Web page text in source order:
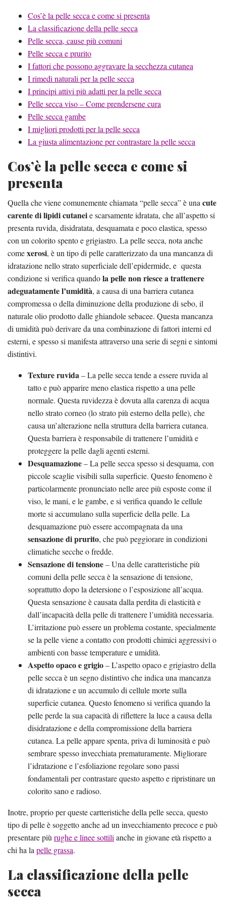
Cos’è la pelle secca e come si presenta
La classificazione della pelle secca
Pelle secca, cause più comuni
Pelle secca e prurito
I fattori che possono aggravare la secchezza cutanea
I rimedi naturali per la pelle secca
I principi attivi più adatti per la pelle secca
Pelle secca viso – Come prendersene cura
Pelle secca gambe
I migliori prodotti per la pelle secca
La giusta alimentazione per contrastare la pelle secca
Cos’è la pelle secca e come si
presenta
Quella che viene comunemente chiamata “pelle secca” è una cute
carente di lipidi cutaneie scarsamente idratata, che all’aspetto si
presenta ruvida, disidratata, desquamata e poco elastica, spesso
con un colorito spento e grigiastro. La pelle secca, nota anche
comexerosi, è un tipo di pelle caratterizzato da una mancanza di
idratazione nello strato superficiale dell’epidermide, e questa
condizione si verifica quandola pelle non riesce a trattenere
adeguatamente l’umidità, a causa di una barriera cutanea
compromessa o della diminuzione della produzione di sebo, il
naturale olio prodotto dalle ghiandole sebacee. Questa mancanza
di umidità può derivare da una combinazione di fattori interni ed
esterni, e spesso si manifesta attraverso una serie di segni e sintomi
distintivi.
Texture ruvida– La pelle secca tende a essere ruvida al
tatto e può apparire meno elastica rispetto a una pelle
normale. Questa ruvidezza è dovuta alla carenza di acqua
nello strato corneo (lo strato più esterno della pelle), che
causa un’alterazione nella struttura della barriera cutanea.
Questa barriera è responsabile di trattenere l’umidità e
proteggere la pelle dagli agenti esterni​.
Desquamazione– La pelle secca spesso si desquama, con
piccole scaglie visibili sulla superficie. Questo fenomeno è
particolarmente pronunciato nelle aree più esposte come il
viso, le mani, e le gambe, e si verifica quando le cellule
morte si accumulano sulla superficie della pelle. La
desquamazione può essere accompagnata da una
sensazione di prurito, che può peggiorare in condizioni
climatiche secche o fredde​.
Sensazione di tensione– Una delle caratteristiche più
comuni della pelle secca è la sensazione di tensione,
soprattutto dopo la detersione o l’esposizione all’acqua.
Questa sensazione è causata dalla perdita di elasticità e
dall’incapacità della pelle di trattenere l’umidità necessaria.
L’irritazione può essere un problema costante, specialmente
se la pelle viene a contatto con prodotti chimici aggressivi o
ambienti con basse temperature e umidità​.
Aspetto opaco e grigio– L’aspetto opaco e grigiastro della
pelle secca è un segno distintivo che indica una mancanza
di idratazione e un accumulo di cellule morte sulla
superficie cutanea. Questo fenomeno si verifica quando la
pelle perde la sua capacità di riflettere la luce a causa della
disidratazione e della compromissione della barriera
cutanea. La pelle appare spenta, priva di luminosità e può
sembrare spesso invecchiata prematuramente. Migliorare
l’idratazione e l’esfoliazione regolare sono passi
fondamentali per contrastare questo aspetto e ripristinare un
colorito sano e radioso.
Inotre, proprio per queste cartteristiche della pelle secca, questo
tipo di pelle è soggetto anche ad un invecchiamento precoce e può
presentare più rughe e linee sottili anche in giovane età rispetto a
chi ha la pelle grassa.
La classificazione della pelle
secca